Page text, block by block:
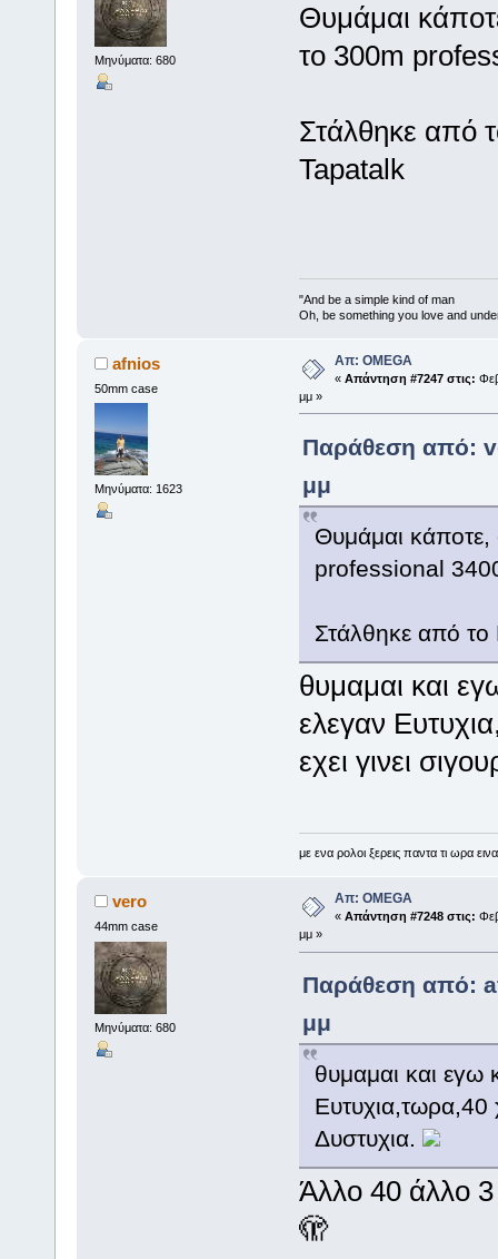
Μηνύματα: 680
Θυμάμαι
το 300m
Στάλθηκε από
Tapatalk
"And be a simple kind of man
Oh, be something you love and
afnios
50mm case
Μηνύματα: 1623
Απ: OMEGA
« Απάντηση #7247 στις:
μμ »
Παράθεση από:
μμ
Θυμάμαι κάποτε,
professional
Στάλθηκε από
θυμαμαι και
ελεγαν
εχει γινει
με ενα ρολοι ξερεις παντα τι ωρα
vero
44mm case
Μηνύματα: 680
Απ: OMEGA
« Απάντηση #7248 στις:
μμ »
Παράθεση από:
μμ
θυμαμαι και εγω
Ευτυχια,τωρα,40
Δυστυχια.
Άλλο 40 άλλο
🫣